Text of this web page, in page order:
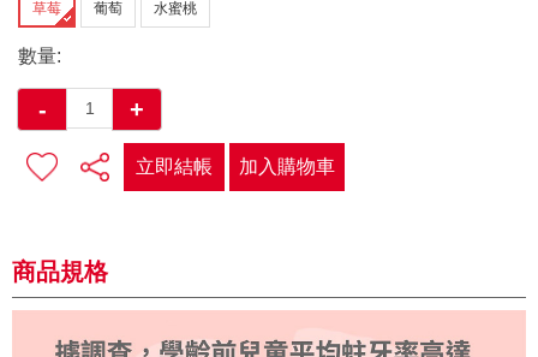
草莓 葡萄 水蜜桃
數量:
- +
立即結帳 加入購物車
商品規格